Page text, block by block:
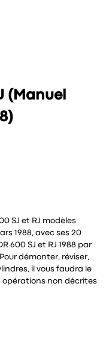
(Manuel
SJ et RJ modèles
1988, avec ses 20
600 SJ et RJ 1988 par
démonter, réviser,
il vous faudra le
opérations non décrites